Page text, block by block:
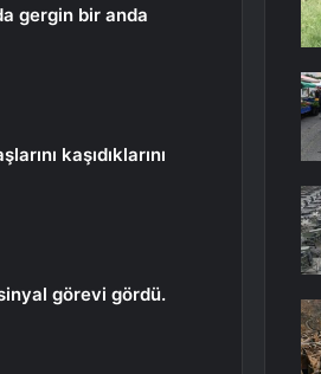
gergin bir anda
kaşıdıklarını
görevi gördü.